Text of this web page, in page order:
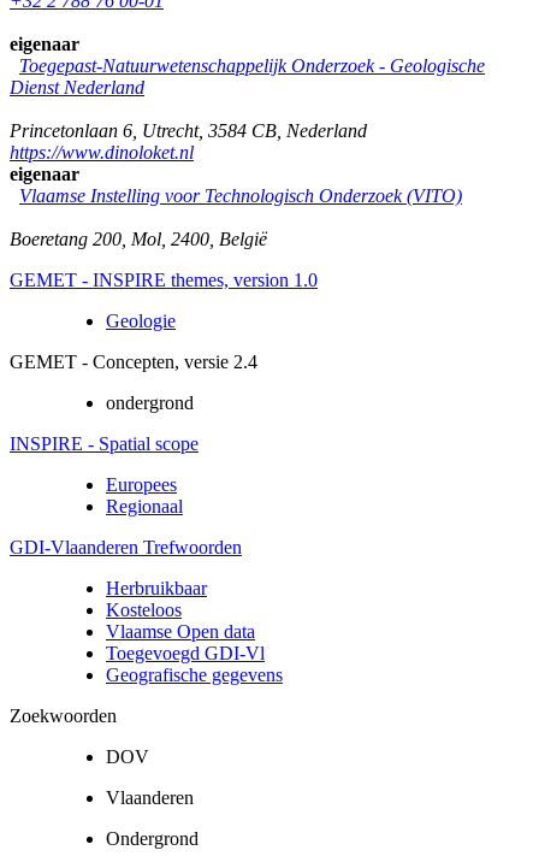
eigenaar
Toegepast-Natuurwetenschappelijk Onderzoek - Geologische
Dienst Nederland
Princetonlaan 6 Utrecht, 3584 CB Nederland
https://www.dinoloket.nl
eigenaar
Vlaamse Instelling voor Technologisch Onderzoek (VITO)
Boeretang 200 Mol 2400 België
GEMET - INSPIRE themes, version 1.0
Geologie
GEMET - Concepten, versie 2.4
ondergrond
INSPIRE - Spatial scope
Europees
Regionaal
GDI-Vlaanderen Trefwoorden
Herbruikbaar
Kosteloos
Vlaamse Open data
Toegevoegd GDI-Vl
Geografische gegevens
Zoekwoorden
DOV
Vlaanderen
Ondergrond